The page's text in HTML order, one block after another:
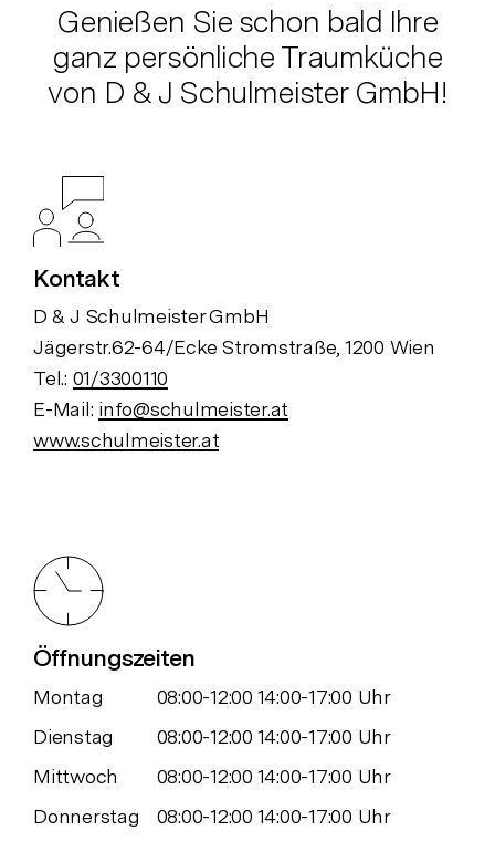
Genießen Sie schon bald Ihre
ganz persönliche Traumküche
von D & J Schulmeister GmbH!
Kontakt
D & J Schulmeister GmbH
Jägerstr.62-64/Ecke Stromstraße, 1200 Wien
Tel.: 01/3300110
E-Mail: info@schulmeister.at
www.schulmeister.at
Öffnungszeiten
Montag
08:00-12:00 14:00-17:00 Uhr
Dienstag
08:00-12:00 14:00-17:00 Uhr
Mittwoch
08:00-12:00 14:00-17:00 Uhr
Donnerstag
08:00-12:00 14:00-17:00 Uhr